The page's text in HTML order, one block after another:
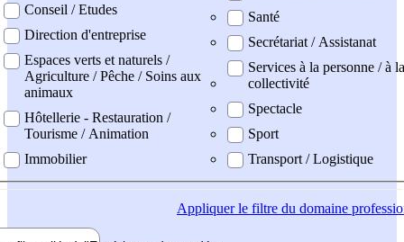
Conseil / Etudes
Direction d'entreprise
Espaces verts et naturels /
Agriculture / Pêche / Soins aux
animaux
Hôtellerie - Restauration /
Tourisme / Animation
Immobilier
Santé
Secrétariat / Assistanat
Services à la personne / à la
collectivité
Spectacle
Sport
Transport / Logistique
Appliquerle filtre du domaine